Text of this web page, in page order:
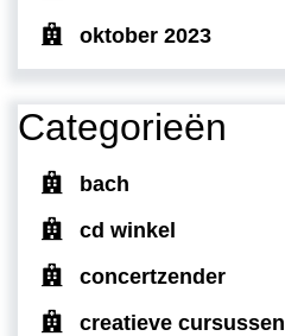
oktober 2023
Categorieën
bach
cd winkel
concertzender
creatieve cursussen